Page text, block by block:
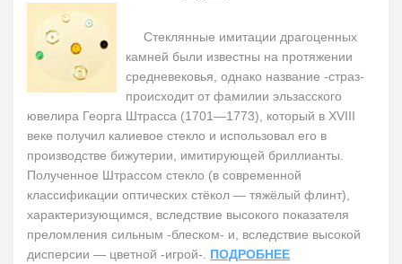
Стеклянные имитации драгоценных
камней были известны на протяжении
средневековья, однако название -страз-
происходит от фамилии эльзасского
ювелира Георга Штрасса (1701—1773), который в XVIII
веке получил калиевое стекло и использовал его в
производстве бижутерии, имитирующей бриллианты.
Полученное Штрассом стекло (в современной
классификации оптических стёкол — тяжёлый флинт),
характеризующимся, вследствие высокого показателя
преломления сильным -блеском- и, вследствие высокой
дисперсии — цветной -игрой-. ПОДРОБНЕЕ